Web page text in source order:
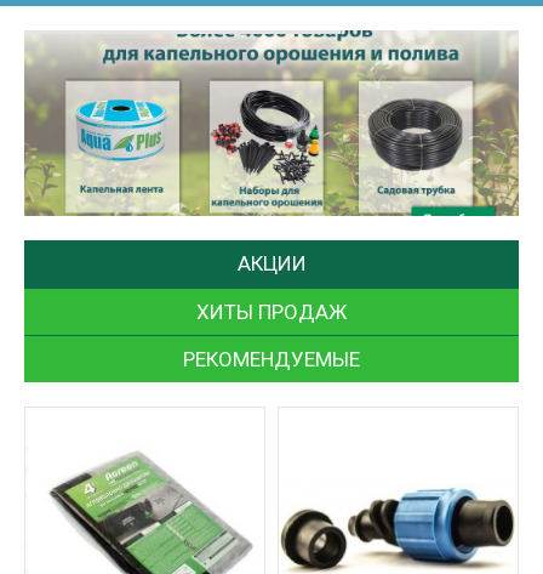
АКЦИИ
ХИТЫ ПРОДАЖ
РЕКОМЕНДУЕМЫЕ